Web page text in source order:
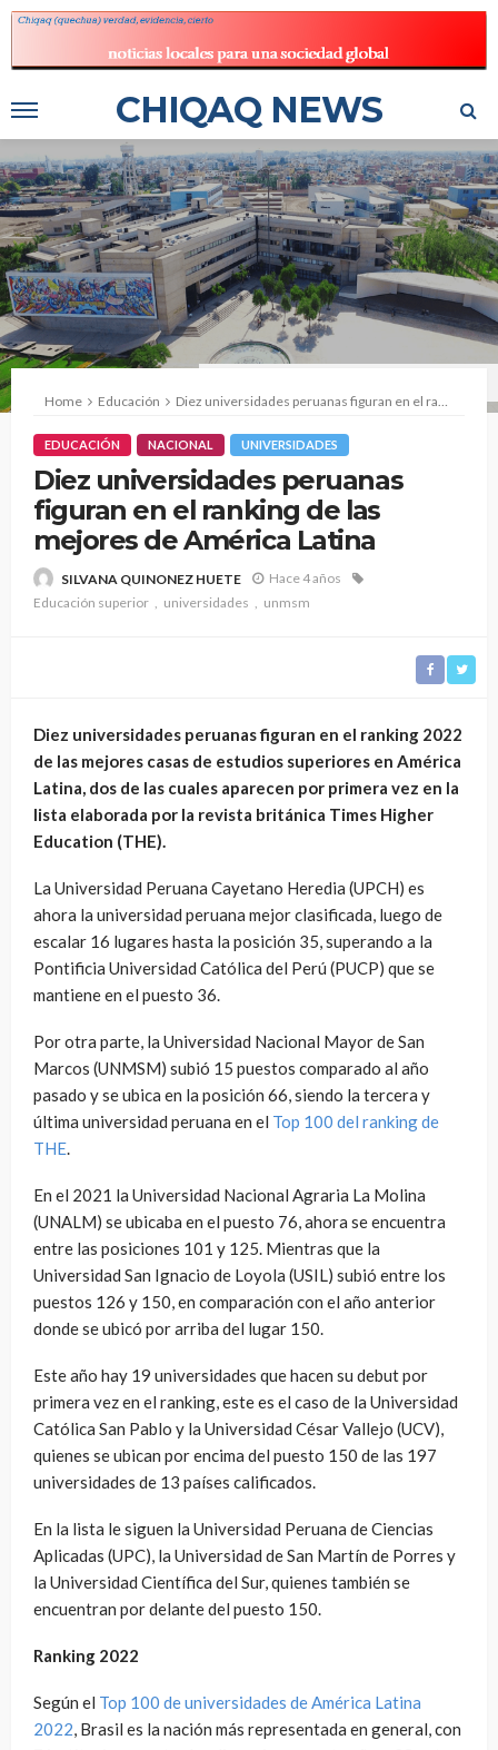
CHIQAQ NEWS
Home
Educación Diez universidades peruanas figuran en el ranking de las mejores de América Latina
EDUCACIÓN NACIONAL UNIVERSIDADES
Diez universidades peruanas
figuran en el ranking de las
mejores de América Latina
SILVANA QUINONEZ HUETE
Hace 4 años
Educación superior
universidades unmsm
Diez universidades peruanas figuran en el ranking 2022
de las mejores casas de estudios superiores en América
Latina, dos de las cuales aparecen por primera vez en la
lista elaborada por la revista británica Times Higher
Education (THE).
La Universidad Peruana Cayetano Heredia (UPCH) es
ahora la universidad peruana mejor clasificada, luego de
escalar 16 lugares hasta la posición 35, superando a la
Pontificia Universidad Católica del Perú (PUCP) que se
mantiene en el puesto 36.
Por otra parte, la Universidad Nacional Mayor de San
Marcos (UNMSM) subió 15 puestos comparado al año
pasado y se ubica en la posición 66, siendo la tercera y
última universidad peruana en el Top 100 del ranking de
THE.
En el 2021 la Universidad Nacional Agraria La Molina
(UNALM) se ubicaba en el puesto 76, ahora se encuentra
entre las posiciones 101 y 125. Mientras que la
Universidad San Ignacio de Loyola (USIL) subió entre los
puestos 126 y 150, en comparación con el año anterior
donde se ubicó por arriba del lugar 150.
Este año hay 19 universidades que hacen su debut por
primera vez en el ranking, este es el caso de la Universidad
Católica San Pablo y la Universidad César Vallejo (UCV),
quienes se ubican por encima del puesto 150 de las 197
universidades de 13 países calificados.
En la lista le siguen la Universidad Peruana de Ciencias
Aplicadas (UPC), la Universidad de San Martín de Porres y
la Universidad Científica del Sur, quienes también se
encuentran por delante del puesto 150.
Ranking 2022
Según el Top 100 de universidades de América Latina
2022, Brasil es la nación más representada en general, con